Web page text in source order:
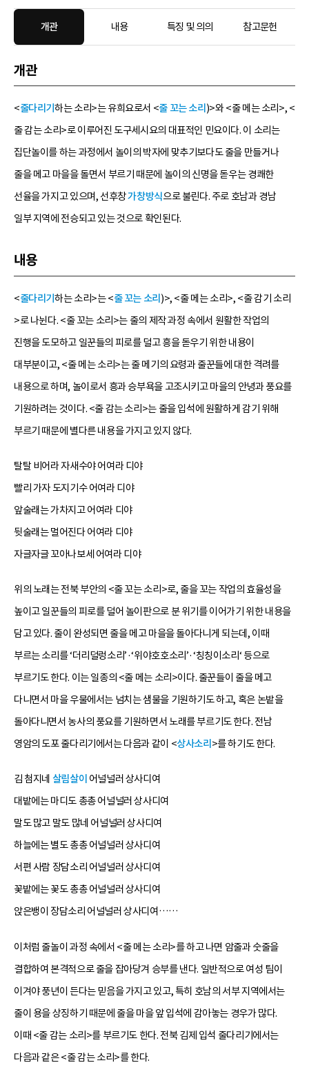
개관 내용 특징 및 의의 참고문헌
개관
<줄다리기하는 소리>는 유희요로서 <줄 꼬는 소리 )>와 <줄 메는 소리>, <
줄 감는 소리>로 이루어진 도구세시요의 대표적인 민요이다. 이 소리는
집단놀이를 하는 과정에서 놀이의 박자에 맞추기보다도 줄을 만들거나
줄을 메고 마을을 돌면서 부르기 때문에 놀이의 신명을 돋우는 경쾌한
선율을 가지고 있으며, 선후창가창방식으로 불린다. 주로 호남과 경남
일부 지역에 전승되고 있는 것으로 확인된다.
내용
<줄다리기하는 소리>는 <줄 꼬는 소리 )>, <줄 메는 소리>, <줄 감기 소리
>로 나뉜다. <줄 꼬는 소리>는 줄의 제작 과정 속에서 원활한 작업의
진행을 도모하고 일꾼들의 피로를 덜고 흥을 돋우기 위한 내용이
대부분이고, <줄 메는 소리>는 줄 메기의 요령과 줄꾼들에 대한 격려를
내용으로 하며, 놀이로서 흥과 승부욕을 고조시키고 마을의 안녕과 풍요를
기원하려는 것이다. <줄 감는 소리>는 줄을 입석에 원활하게 감기 위해
부르기 때문에 별다른 내용을 가지고 있지 않다.
탈탈 비어라 자새수야 어여라 디야
빨리 가자 도지기수 어여라 디야
앞술래는 가차지고 어여라 디야
뒷술래는 멀어진다 어여라 디야
자글자글 꼬아나보세 어여라 디야
위의 노래는 전북 부안의 <줄 꼬는 소리>로, 줄을 꼬는 작업의 효율성을
높이고 일꾼들의 피로를 덜어 놀이판으로 분 위기를 이어가기 위한 내용을
담고 있다. 줄이 완성되면 줄을 메고 마을을 돌아다니게 되는데, 이때
부르는 소리를 ‘더리덜렁소리’·‘위야호호소리’·‘칭칭이소리‘ 등으로
부르기도 한다. 이는 일종의 <줄 메는 소리>이다. 줄꾼들이 줄을 메고
다니면서 마을 우물에서는 넘치는 샘물을 기원하기도 하고, 혹은 논밭을
돌아다니면서 농사의 풍요를 기원하면서 노래를 부르기도 한다. 전남
영암의 도포 줄다리기에서는 다음과 같이 <상사소리 >를 하기도 한다.
김 첨지네 살림살이 어널널러 상사디여
대밭에는 마디도 총총 어널널러 상사디여
말도 많고 말도 많네 어널널러 상사디여
하늘에는 별도 총총 어널널러 상사디여
서편 사람 장담소리 어널널러 상사디여
꽃밭에는 꽃도 총총 어널널러 상사디여
앉은뱅이 장담소리 어널널러 상사디여……
이처럼 줄놀이 과정 속에서 <줄 메는 소리>를 하고 나면 암줄과 숫줄을
결합하여 본격적으로 줄을 잡아당겨 승부를 낸다. 일반적으로 여성 팀이
이겨야 풍년이 든다는 믿음을 가지고 있고, 특히 호남의 서부 지역에서는
줄이 용을 상징하기 때문에 줄을 마을 앞 입석에 감아놓는 경우가 많다.
이때 <줄 감는 소리>를 부르기도 한다. 전북 김제 입석 줄다리기에서는
다음과 같은 <줄 감는 소리>를 한다.